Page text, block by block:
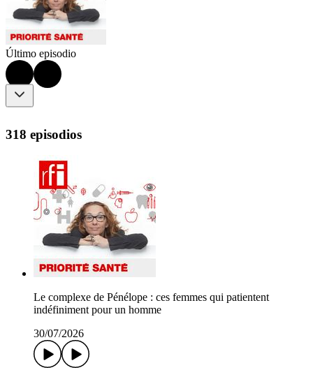
Último episodio
318 episodios
Le complexe de Pénélope : ces femmes qui patientent
indéfiniment pour un homme
30/07/2026